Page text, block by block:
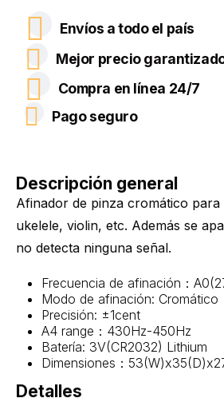
Envíos a todo el país
Mejor precio
Compra en línea 24/7
Pago seguro
Descripción general
Afinador de pinza cromático
ukelele, violin, etc. Además se
no detecta ninguna señal.
Frecuencia de afinación：
Modo de afinación: Cromático
Precisión: ±1cent
A4 range：430Hz-450Hz
Batería: 3V(CR2032) Lithium
Dimensiones：
Detalles